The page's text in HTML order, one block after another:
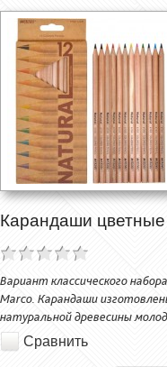
Карандаши
Вариант классического
Marco. Карандаши
натуральной древесины
Сравнить